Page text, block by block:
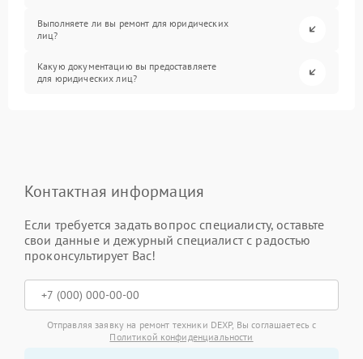
Выполняете ли вы ремонт для юридических
лиц?
Какую документацию вы предоставляете
для юридических лиц?
Контактная информация
Если требуется задать вопрос специалисту, оставьте
свои данные и дежурный специалист с радостью
проконсультирует Вас!
Отправляя заявку на ремонт техники DEXP, Вы соглашаетесь с
Политикой конфиденциальности